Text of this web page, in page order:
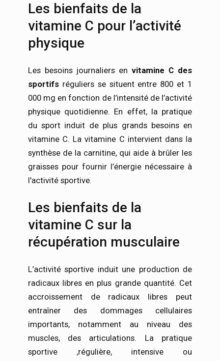
Les bienfaits de la
vitamine C pour l’activité
physique
Les besoins journaliers envitamine C des
sportifsréguliers se situent entre 800 et 1
000 mg en fonction de l’intensité de l’activité
physique quotidienne. En effet, la pratique
du sport induit de plus grands besoins en
vitamine C. La vitamine C intervient dans la
synthèse de la carnitine, qui aide à brûler les
graisses pour fournir l’énergie nécessaire à
l'activité sportive.
Les bienfaits de la
vitamine C sur la
récupération musculaire
L’activité sportive induit une production de
radicaux libres en plus grande quantité. Cet
accroissement de radicaux libres peut
entraîner des dommages cellulaires
importants, notamment au niveau des
muscles, des articulations. La pratique
sportive ,régulière, intensive ou